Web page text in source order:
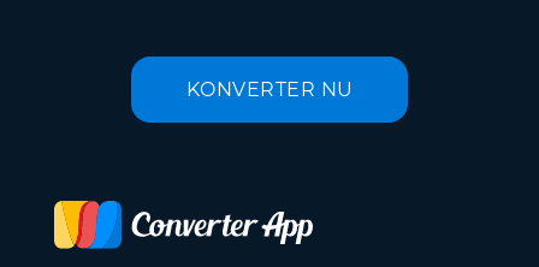
KONVERTER NU